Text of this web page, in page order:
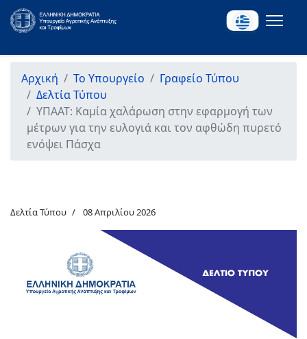
Αρχική Το Υπουργείο
Γραφείο Τύπου
Δελτία Τύπου
ΥΠΑΑΤ: Καμία χαλάρωση στην εφαρμογή των
μέτρων για την ευλογιά και τον αφθώδη πυρετό
ενόψει Πάσχα
Δελτία Τύπου 08 Απριλίου 2026